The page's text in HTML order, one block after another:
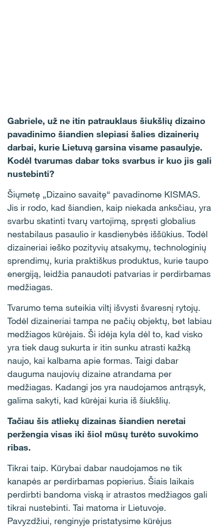
Gabriele, už ne itin patrauklaus šiukšlių dizaino
pavadinimo šiandien slepiasi šalies dizainerių
darbai, kurie Lietuvą garsina visame pasaulyje.
Kodėl tvarumas dabar toks svarbus ir kuo jis gali
nustebinti?
Šiųmetę „Dizaino savaitę“ pavadinome KISMAS.
Jis ir rodo, kad šiandien, kaip niekada anksčiau, yra
svarbu skatinti tvarų vartojimą, spręsti globalius
nestabilaus pasaulio ir kasdienybės iššūkius. Todėl
dizaineriai ieško pozityvių atsakymų, technologinių
sprendimų, kuria praktiškus produktus, kurie taupo
energiją, leidžia panaudoti patvarias ir perdirbamas
medžiagas.
Tvarumo tema suteikia viltį išvysti švaresnį rytojų.
Todėl dizaineriai tampa ne pačių objektų, bet labiau
medžiagos kūrėjais. Ši idėja kyla dėl to, kad visko
yra tiek daug sukurta ir itin sunku atrasti kažką
naujo, kai kalbama apie formas. Taigi dabar
dauguma naujovių dizaine atrandama per
medžiagas. Kadangi jos yra naudojamos antrąsyk,
galima sakyti, kad kūrėjai kuria iš šiukšlių.
Tačiau šis atliekų dizainas šiandien neretai
peržengia visas iki šiol mūsų turėto suvokimo
ribas.
Tikrai taip. Kūrybai dabar naudojamos ne tik
kanapės ar perdirbamas popierius. Šiais laikais
perdirbti bandoma viską ir atrastos medžiagos gali
tikrai nustebinti. Tai matoma ir Lietuvoje.
Pavyzdžiui, renginyje pristatysime kūrėjus